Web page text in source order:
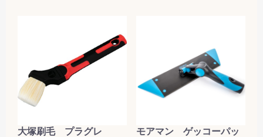
大塚刷毛 プラグレ
モアマン ゲッコーパッ